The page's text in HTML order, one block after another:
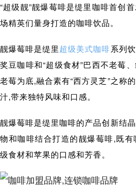
“超级靓”靓爆莓啡是缇里咖啡首创
场精英们量身打造的咖啡饮品。
靓爆莓啡是缇里超级美式咖啡系列
奖豆咖啡和“超级食材”巴西不老莓
老莓为底,融合素有“西方灵芝”之称
汁,带来独特风味和口感。
靓爆莓啡是缇里咖啡的产品创新结
物和咖啡结合打造的靓爆莓啡,既
级食材和苹果的口感和芳香。